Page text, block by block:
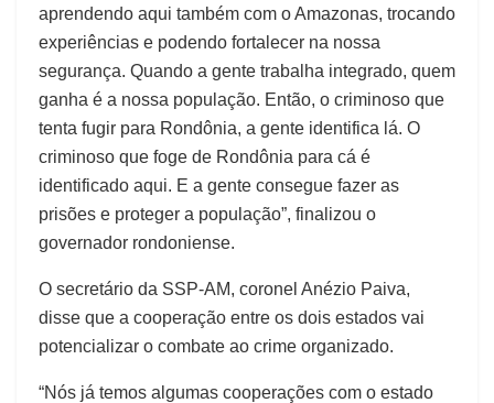
aprendendo aqui também com o Amazonas, trocando
experiências e podendo fortalecer na nossa
segurança. Quando a gente trabalha integrado, quem
ganha é a nossa população. Então, o criminoso que
tenta fugir para Rondônia, a gente identifica lá. O
criminoso que foge de Rondônia para cá é
identificado aqui. E a gente consegue fazer as
prisões e proteger a população”, finalizou o
governador rondoniense.
O secretário da SSP-AM, coronel Anézio Paiva,
disse que a cooperação entre os dois estados vai
potencializar o combate ao crime organizado.
“Nós já temos algumas cooperações com o estado